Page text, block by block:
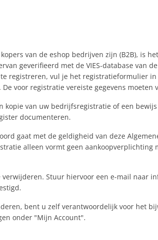
van de eshop bedrijven zijn (B2B), is
geverifieerd met de VIES-database van
registreren, vul je het registratieformulier
. De voor registratie vereiste gegevens
kopie van uw bedrijfsregistratie of een
documenteren.
gaat met de geldigheid van deze
alleen vormt geen aankoopverplichting
Stuur hiervoor een e-mail naar
bent u zelf verantwoordelijk voor het
onder "Mijn Account".